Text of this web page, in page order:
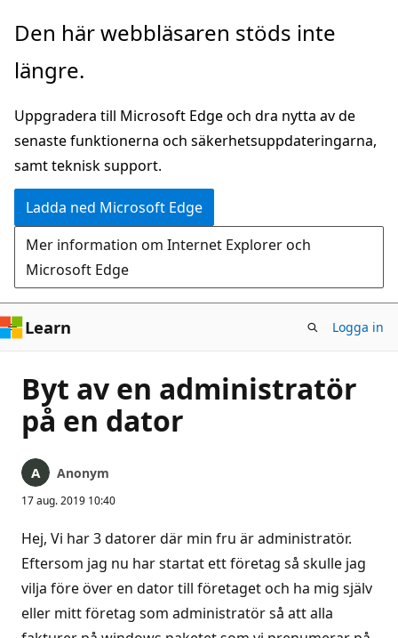
Hoppa
huvudinnehåll
Den här webbläsaren stöds inte
längre.
Uppgradera till Microsoft Edge och dra nytta av de
senaste funktionerna och säkerhetsuppdateringarna,
samt teknisk support.
Ladda ned Microsoft Edge
Mer information om Internet Explorer och
Microsoft Edge
Learn Logga in
Byt av en administratör
på en dator
Anonym
17 aug. 2019 10:40
Hej, Vi har 3 datorer där min fru är administratör.
Eftersom jag nu har startat ett företag så skulle jag
vilja före över en dator till företaget och ha mig själv
eller mitt företag som administratör så att alla